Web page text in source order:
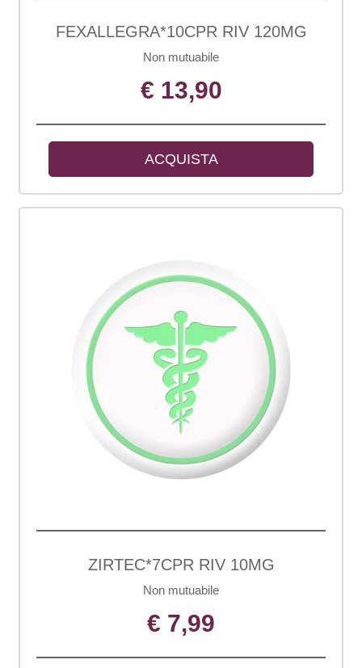
FEXALLEGRA*10CPR RIV 120MG
Non mutuabile
€ 13,90
ACQUISTA
ZIRTEC*7CPR RIV 10MG
Non mutuabile
€ 7,99